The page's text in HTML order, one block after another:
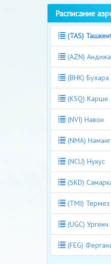
Расписание
(TAS)
(AZN)
(BHK) Бухара
(KSQ) Карши
(NVI) Навои
(NMA)
(NCU) Нукус
(SKD)
(TMJ) Термез
(UGC) Ургенч
(FEG)